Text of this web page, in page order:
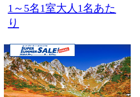
1～5名1室大人1名あた
り